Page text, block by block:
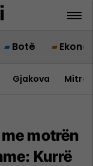
Botë
Gjakova
motrën
Kurrë